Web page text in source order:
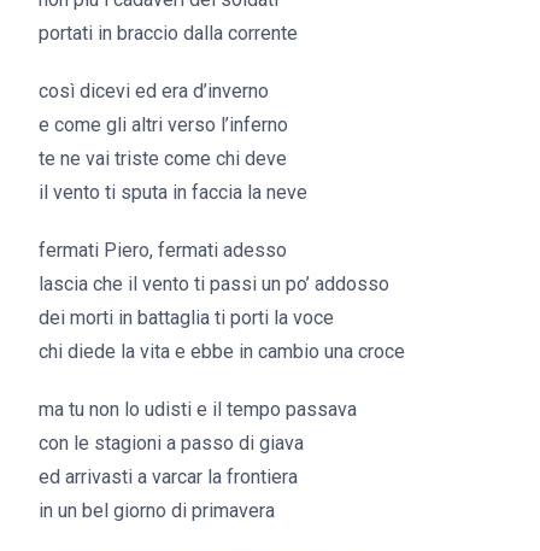
portati in braccio dalla corrente
così dicevi ed era d’inverno
e come gli altri verso l’inferno
te ne vai triste come chi deve
il vento ti sputa in faccia la neve
fermati Piero, fermati adesso
lascia che il vento ti passi un po’ addosso
dei morti in battaglia ti porti la voce
chi diede la vita e ebbe in cambio una croce
ma tu non lo udisti e il tempo passava
con le stagioni a passo di giava
ed arrivasti a varcar la frontiera
in un bel giorno di primavera